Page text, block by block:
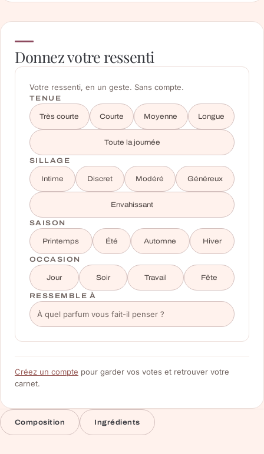
Donnez votre ressenti
Votre ressenti, en un geste. Sans compte.
TENUE
Très courte Courte Moyenne Longue
Toute la journée
SILLAGE
Intime Discret Modéré Généreux
Envahissant
SAISON
Printemps Été Automne Hiver
OCCASION
Jour Soir Travail Fête
RESSEMBLE À
Créez un compte pour garder vos votes et retrouver votre
carnet.
Composition Ingrédients